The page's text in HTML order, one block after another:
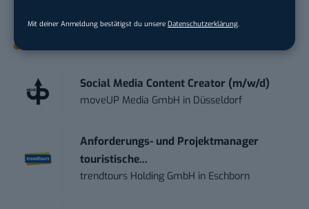
Mit deiner Anmeldung bestätigst du unsere Datenschutzerklärung.
Social Media Content Creator (m/w/d)
moveUP Media GmbH in Düsseldorf
Anforderungs- und Projektmanager
touristische...
trendtours Holding GmbH in Eschborn